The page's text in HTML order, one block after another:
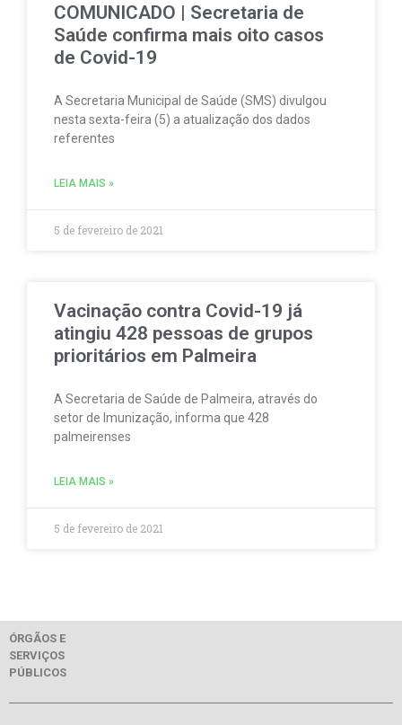
COMUNICADO | Secretaria de
Saúde confirma mais oito casos
de Covid-19
A Secretaria Municipal de Saúde (SMS) divulgou
nesta sexta-feira (5) a atualização dos dados
referentes
LEIA MAIS »
5 de fevereiro de 2021
Vacinação contra Covid-19 já
atingiu 428 pessoas de grupos
prioritários em Palmeira
A Secretaria de Saúde de Palmeira, através do
setor de Imunização, informa que 428
palmeirenses
LEIA MAIS »
5 de fevereiro de 2021
ÓRGÃOS E
SERVIÇOS
PÚBLICOS